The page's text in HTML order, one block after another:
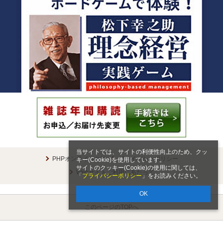
当サイトでは、サイトの利便性向上のため、クッ
キー(Cookie)を使用しています。
サイトのクッキー(Cookie)の使用に関しては、
「 プライバシーポリシー 」をお読みください。
OK
PHPオンラインとは
プライバシーポリシー
Webサイトご利用にあたって
このページのTOPへ